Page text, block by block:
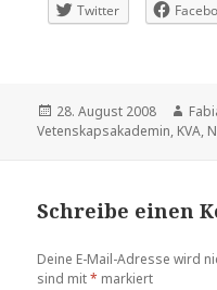
Twitter
Veröffentlicht
am
28. August 2008
Vetenskapsakademin, KVA,
Schreibe einen
Deine E-Mail-Adresse wird
sind mit* markiert